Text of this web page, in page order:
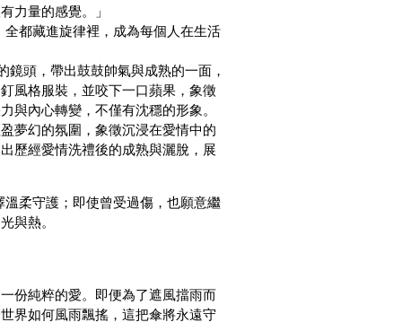
力量的感覺。」
都藏進旋律裡，成為每個人在生活
頭，帶出鼓鼓帥氣與成熟的一面，
風格服裝，並咬下一口蘋果，象徵
內心轉變，不僅有沈穩的形象。
夢幻的氛圍，象徵沉浸在愛情中的
歷經愛情洗禮後的成熟與灑脫，展
柔守護；即使曾受過傷，也願意繼
與熱。
份純粹的愛。即便為了遮風擋雨而
界如何風雨飄搖，這把傘將永遠守